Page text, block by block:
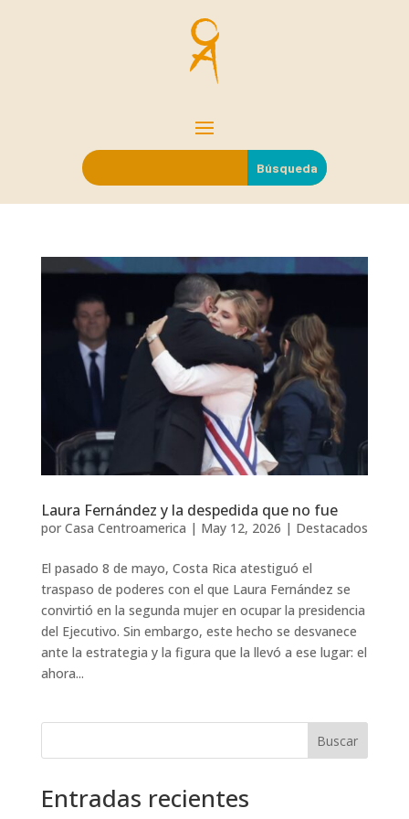
Laura Fernández y la despedida que no fue
por Casa Centroamerica | May 12, 2026 | Destacados
El pasado 8 de mayo, Costa Rica atestiguó el
traspaso de poderes con el que Laura Fernández se
convirtió en la segunda mujer en ocupar la presidencia
del Ejecutivo. Sin embargo, este hecho se desvanece
ante la estrategia y la figura que la llevó a ese lugar: el
ahora...
Buscar
Entradas recientes